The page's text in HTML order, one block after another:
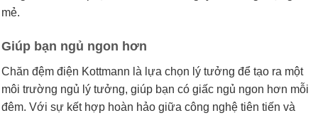
mẻ.
Giúp bạn ngủ ngon hơn
Chăn đệm điện Kottmann là lựa chọn lý tưởng để tạo ra một
môi trường ngủ lý tưởng, giúp bạn có giấc ngủ ngon hơn mỗi
đêm. Với sự kết hợp hoàn hảo giữa công nghệ tiên tiến và